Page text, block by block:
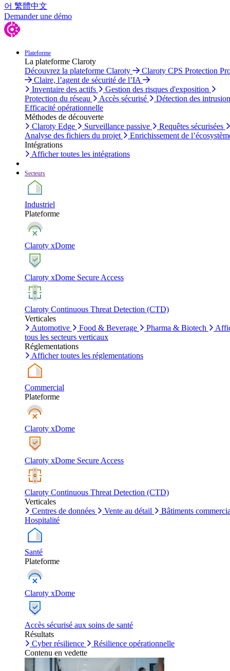
어 繁體中文
Demander une démo
Plateforme
La plateforme Claroty
Découvrez la plateforme Claroty
Claroty CPS Protection
Claire, l’agent de sécurité de l’IA
Inventaire des actifs
Gestion des risques d'exposition
Protection du réseau
Accès sécurisé
Détection des
Efficacité opérationnelle
Méthodes de découverte
Claroty Edge
Surveillance passive
Requêtes sécurisées
Analyse des fichiers du projet
Enrichissement de
Intégrations
Afficher toutes les intégrations
Secteurs
Industriel
Plateforme
Claroty xDome
Claroty xDome Secure Access
Claroty Continuous Threat Detection (CTD)
Verticales
Automotive
Food & Beverage Pharma & Biotech
tous les secteurs verticaux
Réglementations
Afficher toutes les réglementations
Commercial
Plateforme
Claroty xDome
Claroty xDome Secure Access
Claroty Continuous Threat Detection (CTD)
Verticales
Centres de données
Vente au détail
Bâtiments
Hospitalité
Santé
Plateforme
Claroty xDome
Accès sécurisé aux soins de santé
Résultats
Cyber résilience
Résilience opérationnelle
Contenu en vedette